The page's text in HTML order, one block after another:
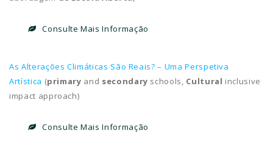
Consulte Mais Informação
As Alterações Climáticas São Reais? – Uma Perspetiva
Artística (primary and secondary schools, Cultural inclusive
impact approach)
Consulte Mais Informação